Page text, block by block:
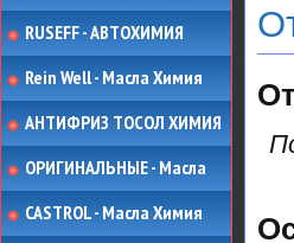
RUSEFF - АВТОХИМИЯ
Rein Well - Масла Химия
АНТИФРИЗ ТОСОЛ ХИМИЯ
ОРИГИНАЛЬНЫЕ - Масла
CASTROL - Масла Химия